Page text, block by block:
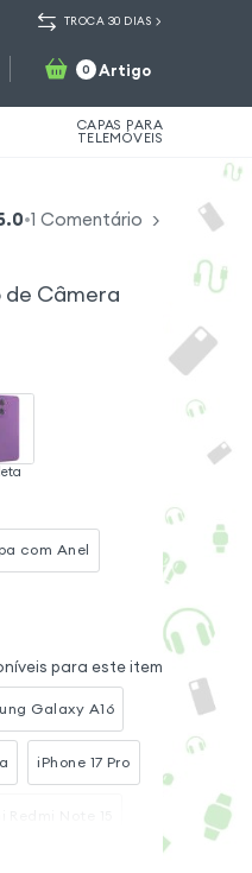
TROCA 30 DIAS
0 Artigo
CAPAS PARA
TELEMÓVEIS
•1 Comentário
Câmera
com Anel
para este item
Galaxy A16
iPhone 17 Pro